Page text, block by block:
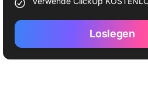
Loslegen